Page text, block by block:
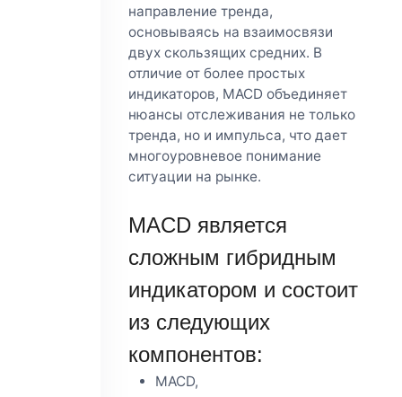
направление тренда,
основываясь на взаимосвязи
двух скользящих средних. В
отличие от более простых
индикаторов, MACD объединяет
нюансы отслеживания не только
тренда, но и импульса, что дает
многоуровневое понимание
ситуации на рынке.
MACD является
сложным гибридным
индикатором и состоит
из следующих
компонентов:
MACD,